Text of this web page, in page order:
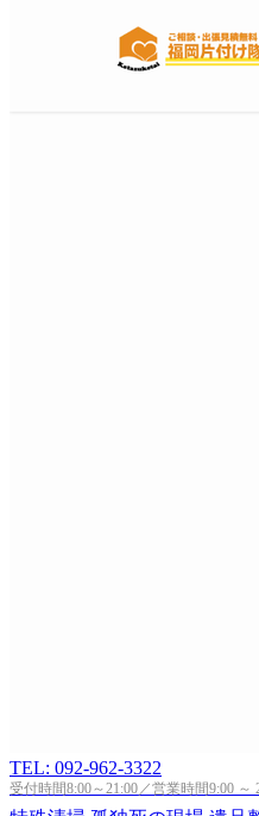
TEL: 092-962-3322
受付時間8:00～21:00／営業時間9:00 ～